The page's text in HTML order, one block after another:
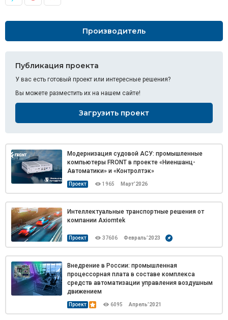
Производитель
Публикация проекта
У вас есть готовый проект или интересные решения?
Вы можете разместить их на нашем сайте!
Загрузить проект
Проект 1965 Март’2026
Модернизация судовой АСУ: промышленные
компьютеры FRONT в проекте «Ниеншанц-
Автоматики» и «Контролтэк»
Проект 37606 Февраль’2023
Интеллектуальные транспортные решения от
компании Axiomtek
Проект 6095 Апрель’2021
Внедрение в России: промышленная
процессорная плата в составе комплекса
средств автоматизации управления воздушным
движением